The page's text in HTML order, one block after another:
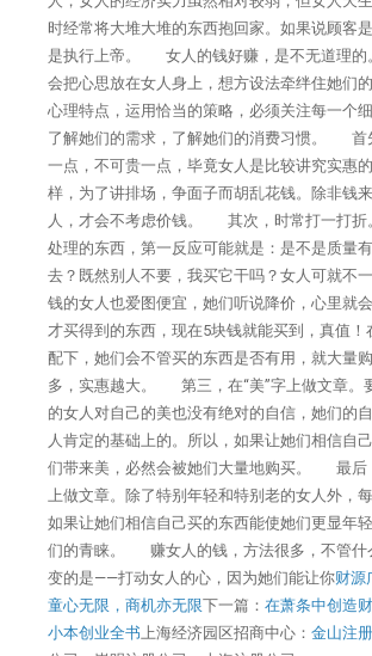
时经常将大堆大堆的东西抱回家。如果说顾客
是执行上帝。 女人的钱好赚，是不无道理的
会把心思放在女人身上，想方设法牵绊住她们
心理特点，运用恰当的策略，必须关注每一个
了解她们的需求，了解她们的消费习惯。 首
一点，不可贵一点，毕竟女人是比较讲究实惠
样，为了讲排场，争面子而胡乱花钱。除非钱
人，才会不考虑价钱。 其次，时常打一打折
处理的东西，第一反应可能就是：是不是质量
去？既然别人不要，我买它干吗？女人可就不
钱的女人也爱图便宜，她们听说降价，心里就
才买得到的东西，现在5块钱就能买到，真值！
配下，她们会不管买的东西是否有用，就大量
多，实惠越大。 第三，在“美”字上做文章。
的女人对自己的美也没有绝对的自信，她们的
人肯定的基础上的。所以，如果让她们相信自
们带来美，必然会被她们大量地购买。 最后
上做文章。除了特别年轻和特别老的女人外，
如果让她们相信自己买的东西能使她们更显年
们的青睐。 赚女人的钱，方法很多，不管什
变的是——打动女人的心，因为她们能让你财源
童心无限，商机亦无限下一篇： 在萧条中创造
小本创业全书上海经济园区招商中心： 金山注